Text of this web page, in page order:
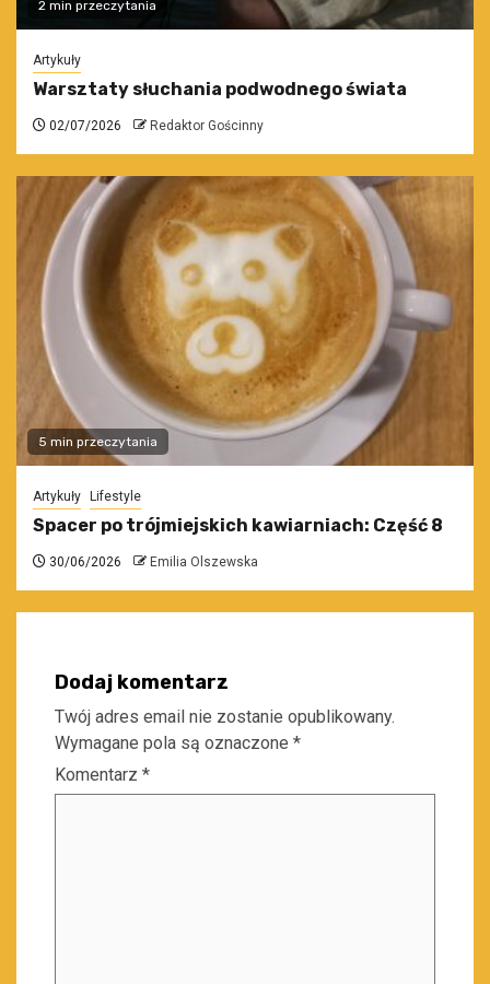
2 min przeczytania
Artykuły
Warsztaty słuchania podwodnego świata
02/07/2026 Redaktor Gościnny
5 min przeczytania
Artykuły Lifestyle
Spacer po trójmiejskich kawiarniach: Część 8
30/06/2026 Emilia Olszewska
Dodaj komentarz
Twój adres email nie zostanie opublikowany.
Wymagane pola są oznaczone *
Komentarz *